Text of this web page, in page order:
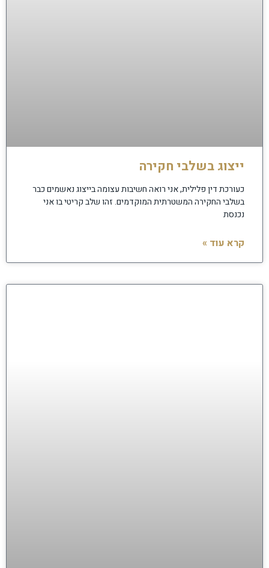
ייצוג בשלבי חקירה
כעורכת דין פלילית, אני רואה חשיבות עצומה בייצוג נאשמים כבר
בשלבי החקירה המשטרתית המוקדמים. זהו שלב קריטי בו אני
נכנסת
קרא עוד »